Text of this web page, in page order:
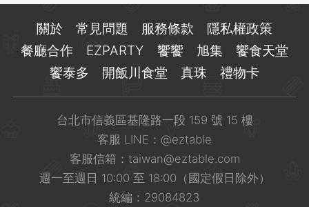
關於 常見問題 服務條款
隱私權政策
餐廳合作
EZPARTY 饗饗 旭集
饗食天堂
饗泰多
開飯川食堂 真珠 禮物卡
台北市信義區基隆路一段 159 號 15 樓
客服 LINE： @eztable
客服信箱： taiwan@eztable.com
週一至週日 10:00 至 18:00（國定假日除外）
統編：29084823